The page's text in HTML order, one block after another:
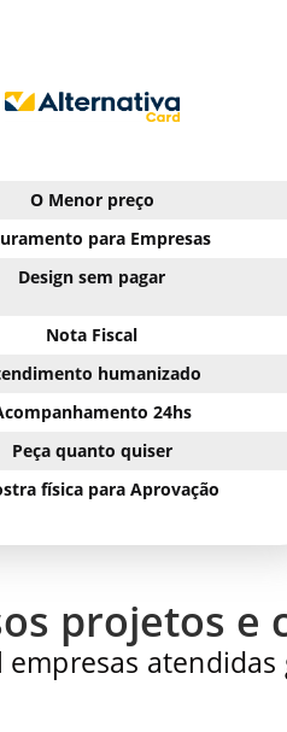
O Menor preço
para Empresas
Design sem pagar
Nota Fiscal
humanizado
24hs
Peça quanto quiser
física para Aprovação
projetos e
empresas